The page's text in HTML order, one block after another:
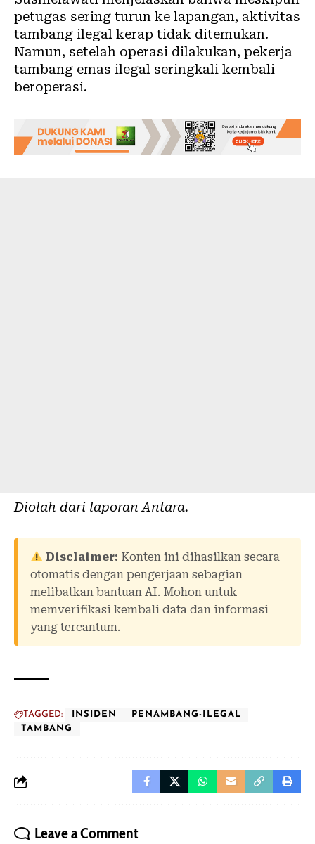
petugas sering turun ke lapangan, aktivitas
tambang ilegal kerap tidak ditemukan.
Namun, setelah operasi dilakukan, pekerja
tambang emas ilegal seringkali kembali
beroperasi.
Diolah dari laporanAntara.
Disclaimer: Konten ini dihasilkan secara
otomatis dengan pengerjaan sebagian
melibatkan bantuan AI. Mohon untuk
memverifikasi kembali data dan informasi
yang tercantum.
TAGGED: INSIDEN
PENAMBANG-ILEGAL
TAMBANG
Leave a Comment